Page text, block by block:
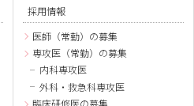
採用情報
医師（常勤）の募集
専攻医（常勤）の募集
内科専攻医
外科・救急科専攻医
臨床研修医の募集